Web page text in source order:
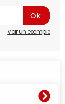
Voir un exemple